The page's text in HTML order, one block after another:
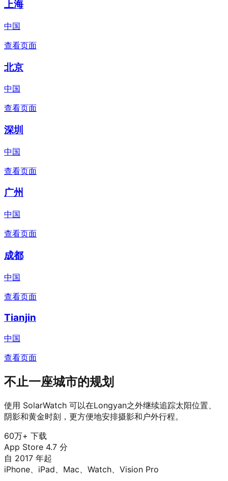
上海
中国
查看页面
北京
中国
查看页面
深圳
中国
查看页面
广州
中国
查看页面
成都
中国
查看页面
Tianjin
中国
查看页面
不止一座城市的规划
使用 SolarWatch 可以在Longyan之外继续追踪太阳位置、
阴影和黄金时刻，更方便地安排摄影和户外行程。
60万+ 下载
App Store 4.7 分
自 2017 年起
iPhone、iPad、Mac、Watch、Vision Pro